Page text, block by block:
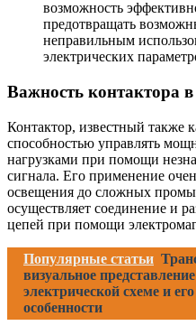
возможность
предотвращать
неправильным
электрических
Важность контактора в
Контактор, известный также
способностью управлять
нагрузками при помощи
сигнала. Его применение
освещения до сложных
осуществляет соединение и
цепей при помощи
Популярные статьи
визуальное
электрической схеме и
особенности